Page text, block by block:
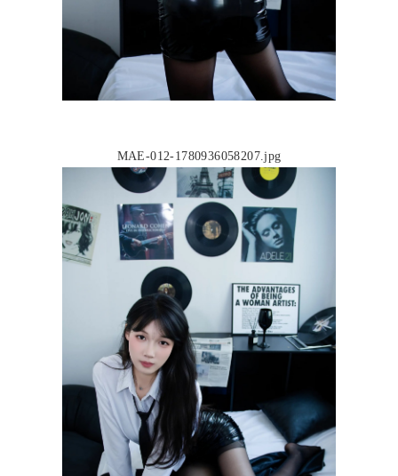
MAE-012-1780936058207.jpg